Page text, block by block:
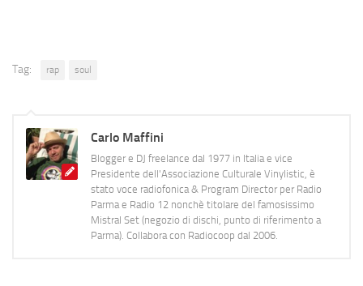
Tag: rap soul
Carlo Maffini
Blogger e DJ freelance dal 1977 in Italia e vice
Presidente dell'Associazione Culturale Vinylistic, è
stato voce radiofonica & Program Director per Radio
Parma e Radio 12 nonchè titolare del famosissimo
Mistral Set (negozio di dischi, punto di riferimento a
Parma). Collabora con Radiocoop dal 2006.